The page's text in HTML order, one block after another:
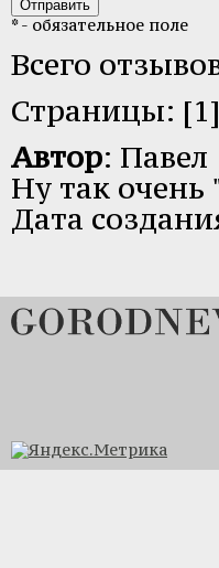
* - обязательное поле
Всего
Страницы: [1]
Автор: Павел
Ну так
Дата